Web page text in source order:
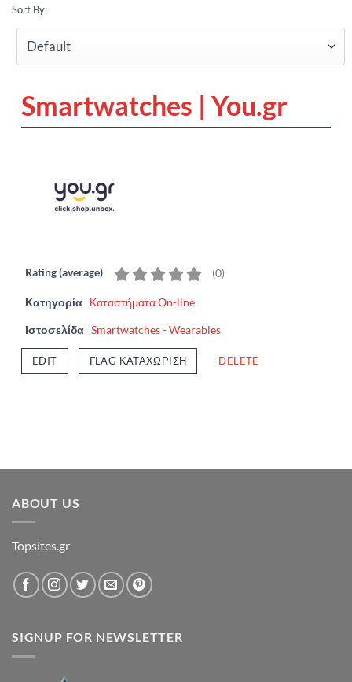
Sort By:
Smartwatches | You.gr
Rating (average) (0)
Κατηγορία Καταστήματα On-line
Ιστοσελίδα Smartwatches - Wearables
EDIT FLAG ΚΑΤΑΧΏΡΙΣΗ DELETE
ABOUT US
Topsites.gr
SIGNUP FOR NEWSLETTER